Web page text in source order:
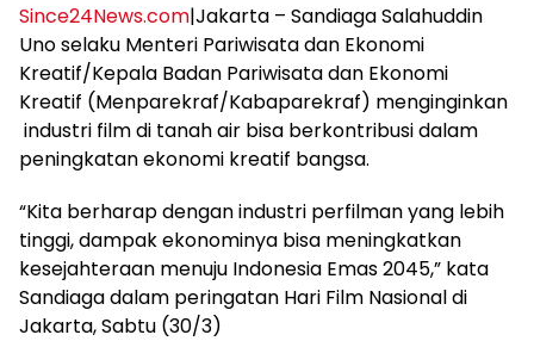
Since24News.com|Jakarta – Sandiaga Salahuddin
Uno selaku Menteri Pariwisata dan Ekonomi
Kreatif/Kepala Badan Pariwisata dan Ekonomi
Kreatif (Menparekraf/Kabaparekraf) menginginkan
industri film di tanah air bisa berkontribusi dalam
peningkatan ekonomi kreatif bangsa.
“Kita berharap dengan industri perfilman yang lebih
tinggi, dampak ekonominya bisa meningkatkan
kesejahteraan menuju Indonesia Emas 2045,” kata
Sandiaga dalam peringatan Hari Film Nasional di
Jakarta, Sabtu (30/3)